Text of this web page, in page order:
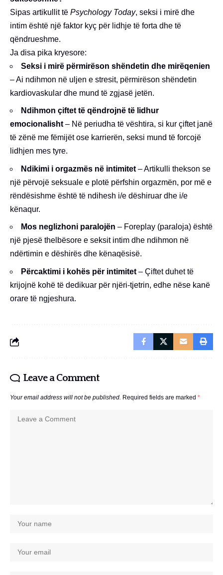
Sipas artikullit të Psychology Today, seksi i mirë dhe
intim është një faktor kyç për lidhje të forta dhe të
qëndrueshme.
Ja disa pika kryesore:
Seksi i mirë përmirëson shëndetin dhe mirëqenien
– Ai ndihmon në uljen e stresit, përmirëson shëndetin
kardiovaskular dhe mund të zgjasë jetën.
Ndihmon çiftet të qëndrojnë të lidhur
emocionalisht – Në periudha të vështira, si kur çiftet janë
të zënë me fëmijët ose karrierën, seksi mund të forcojë
lidhjen mes tyre.
Ndikimi i orgazmës në intimitet – Artikulli thekson se
një përvojë seksuale e plotë përfshin orgazmën, por më e
rëndësishme është të ndihesh i/e dëshiruar dhe i/e
kënaqur.
Mos neglizhoni paralojën – Foreplay (paraloja) është
një pjesë thelbësore e seksit intim dhe ndihmon në
ndërtimin e dëshirës dhe kënaqësisë.
Përcaktimi i kohës për intimitet – Çiftet duhet të
krijojnë kohë të dedikuar për njëri-tjetrin, edhe nëse kanë
orare të ngjeshura.
Leave a Comment
Your email address will not be published. Required fields are marked *